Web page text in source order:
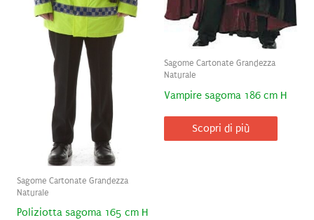
Sagome Cartonate Grandezza
Naturale
Poliziotta sagoma 165 cm H
Sagome Cartonate Grandezza
Naturale
Vampire sagoma 186 cm H
Scopri di più